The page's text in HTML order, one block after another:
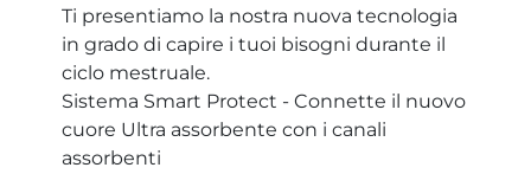
Ti presentiamo la nostra nuova tecnologia
in grado di capire i tuoi bisogni durante il
ciclo mestruale.
Sistema Smart Protect - Connette il nuovo
cuore Ultra assorbente con i canali
assorbenti